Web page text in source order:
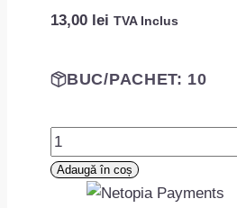
13,00 lei TVA Inclus
BUC/PACHET: 10
Cantitate
Diblu
fixare
Adaugă în coș